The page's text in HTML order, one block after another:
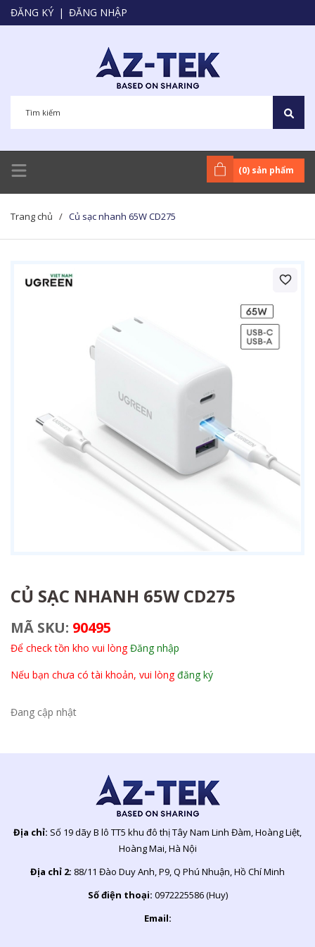
ĐĂNG KÝ | ĐĂNG NHẬP
(0) sản phẩm
Trang chủ / Củ sạc nhanh 65W CD275
CỦ SẠC NHANH 65W CD275
MÃ SKU: 90495
Để check tồn kho vui lòngĐăng nhập
Nếu bạn chưa có tài khoản, vui lòngđăng ký
Đang cập nhật
Địa chỉ: Số 19 dãy B lô TT5 khu đô thị Tây Nam Linh Đàm, Hoàng Liệt,
Hoàng Mai, Hà Nội
Địa chỉ 2: 88/11 Đào Duy Anh, P9, Q Phú Nhuận, Hồ Chí Minh
Số điện thoại: 0972225586 (Huy)
Email: